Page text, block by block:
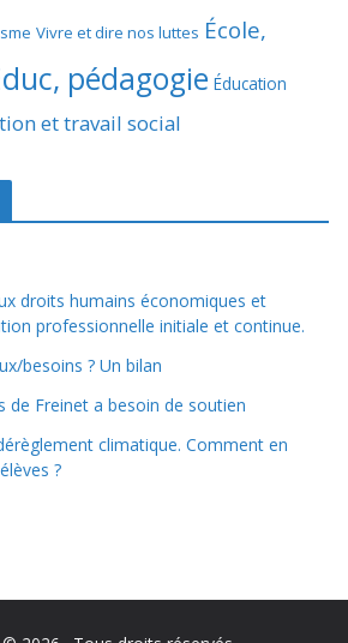
Vivre et dire nos luttes École,
pédagogie Éducation
et travail social
droits humains économiques et
professionnelle initiale et continue.
besoins ? Un bilan
de Freinet a besoin de soutien
climatique. Comment en
?